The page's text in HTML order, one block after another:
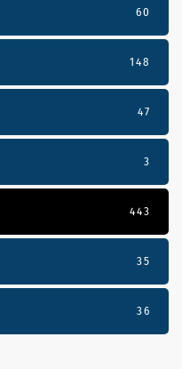
60
148
47
3
443
35
36